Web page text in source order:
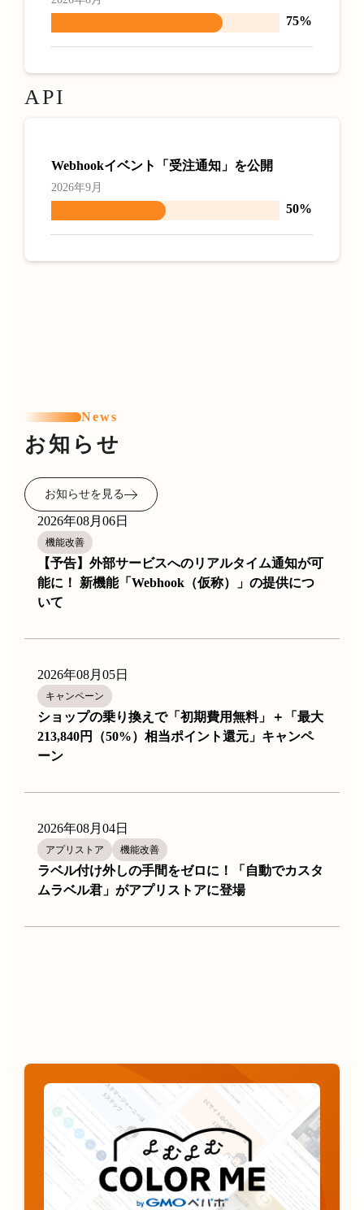
75%
API
Webhookイベント「受注通知」を公開
2026年9月
50%
News
お知らせ
お知らせを見る
2026年08月06日
機能改善
【予告】外部サービスへのリアルタイム通知が可
能に！ 新機能「Webhook（仮称）」の提供につ
いて
2026年08月05日
キャンペーン
ショップの乗り換えで「初期費用無料」＋「最大
213,840円（50%）相当ポイント還元」キャンペ
ーン
2026年08月04日
アプリストア 機能改善
ラベル付け外しの手間をゼロに！「自動でカスタ
ムラベル君」がアプリストアに登場